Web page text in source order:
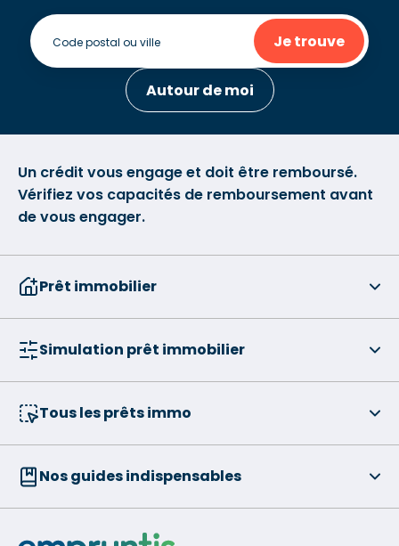
Je trouve
Autour de moi
Un crédit vous engage et doit être remboursé.
Vérifiez vos capacités de remboursement avant
de vous engager.
Prêt immobilier
Simulation prêt immobilier
Tous les prêts immo
Nos guides indispensables